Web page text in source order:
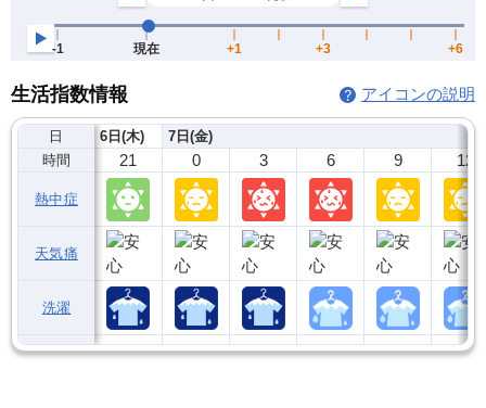
生活指数情報 アイコンの説明
日
時間
熱中症
天気痛
洗濯
6日(木)
21
7日(金)
0 3 6 9 12